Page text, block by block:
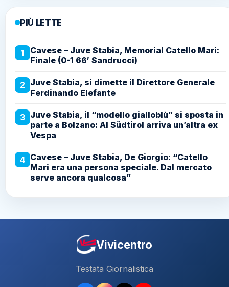
PIÙ LETTE
1
Cavese – Juve Stabia, Memorial Catello Mari:
Finale (0-1 66′ Sandrucci)
2 Juve Stabia, si dimette il Direttore Generale
Ferdinando Elefante
3 Juve Stabia, il “modello gialloblù” si sposta in
parte a Bolzano: Al Südtirol arriva un’altra ex
Vespa
4 Cavese – Juve Stabia, De Giorgio: “Catello
Mari era una persona speciale. Dal mercato
serve ancora qualcosa”
Vivicentro
Testata Giornalistica